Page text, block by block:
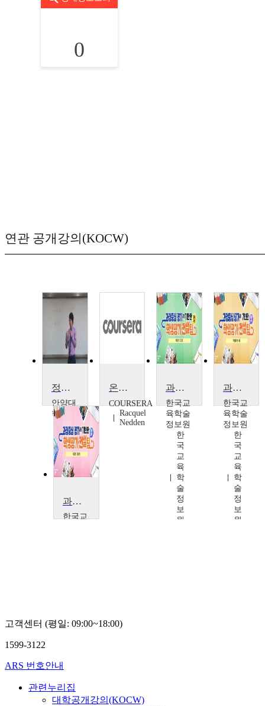
0
연관 공개강의(KOCW)
정책분석평가론
안양대
학교
서
인
석
온라인 수업(Virtual Classroom)에서의 수행 평가
COURSERA
Racquel
Nedden
과정중심 평가에 기반한 학생평가 컨설팅, 중등 사회
한국교
육학술
정보원
한
국
교
육
학
술
정
보
원
과정중심 평가에 기반한 학생평가 컨설팅, 중등 수학
한국교
육학술
정보원
한
국
교
육
학
술
정
보
원
과정중심 평가에 기반한 학생평가 컨설팅, 중등 영어
한국교
보
고객센터 (평일: 09:00~18:00)
1599-3122
ARS 번호안내
관련누리집
대학공개강의(KOCW)